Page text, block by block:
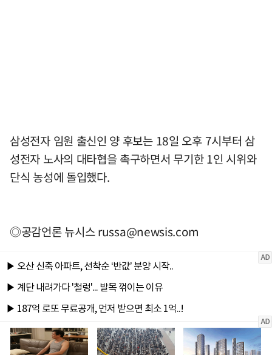
삼성전자 임원 출신인 양 후보는 18일 오후 7시부터 삼
성전자 노사의 대타협을 촉구하면서 무기한 1인 시위와
단식 농성에 돌입했다.
◎공감언론 뉴시스russa@newsis.com